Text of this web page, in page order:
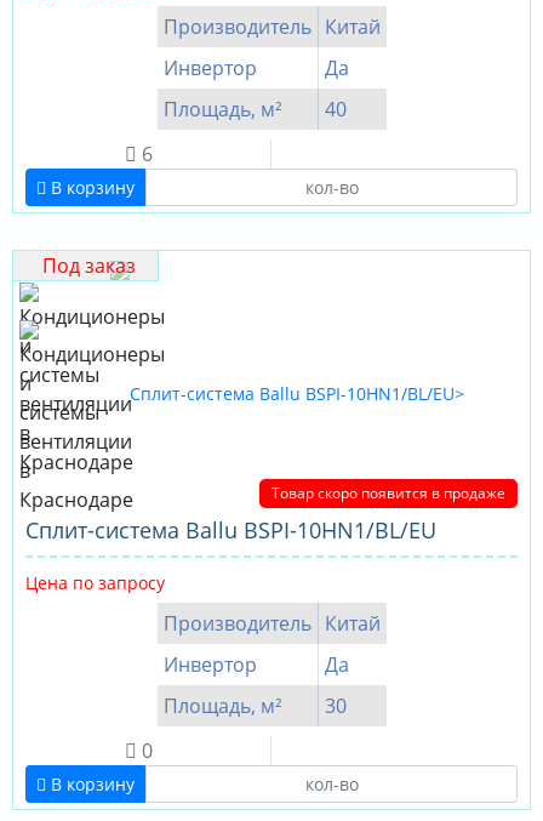
Производитель Китай
Инвертор
Да
Площадь, м²
40
6
В корзину
Под заказ
Товар скоро появится в продаже
Сплит-система Ballu BSPI-10HN1/BL/EU
Цена по запросу
Производитель Китай
Инвертор
Да
Площадь, м²
30
0
В корзину